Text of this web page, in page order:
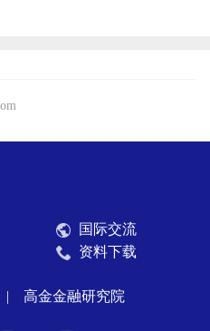
国际交流
资料下载
| 高金金融研究院